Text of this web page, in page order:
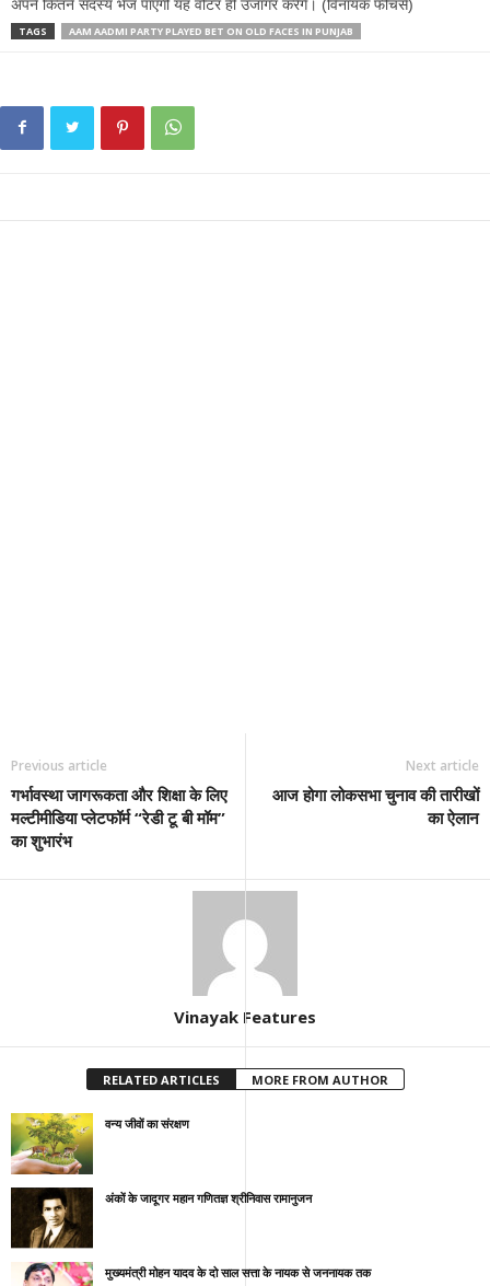
अपने कितने सदस्य भेज पाएगी यह वोटर ही उजागर करेंगे। (विनायक फीचर्स)
TAGS AAM AADMI PARTY PLAYED BET ON OLD FACES IN PUNJAB
Previous article
गर्भावस्था जागरूकता और शिक्षा के लिए
मल्टीमीडिया प्लेटफॉर्म “रेडी टू बी मॉम”
का शुभारंभ
Next article
आज होगा लोकसभा चुनाव की तारीखों
का ऐलान
Vinayak Features
RELATED ARTICLES MORE FROM AUTHOR
वन्य जीवों का संरक्षण
अंकों के जादूगर महान गणितज्ञ श्रीनिवास रामानुजन
मुख्यमंत्री मोहन यादव के दो साल सत्ता के नायक से जननायक तक